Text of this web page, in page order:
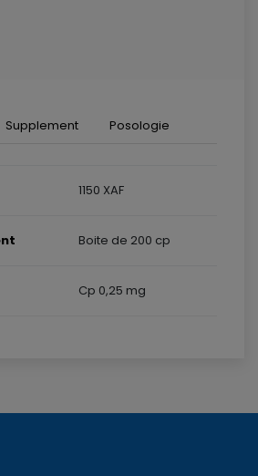
Supplement Posologie
1150 XAF
Boite de 200 cp
Cp 0,25 mg